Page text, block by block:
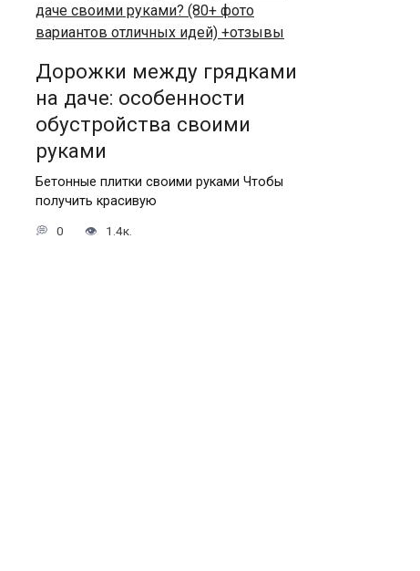
Дорожки между грядками
на даче: особенности
обустройства своими
руками
Бетонные плитки своими руками Чтобы
получить красивую
0 1.4к.